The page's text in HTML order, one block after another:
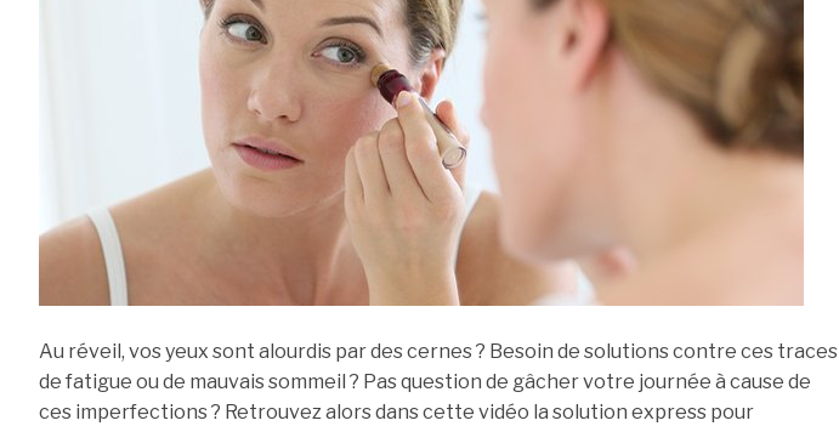
Au réveil, vos yeux sont alourdis par des cernes ? Besoin de solutions contre ces traces
de fatigue ou de mauvais sommeil ? Pas question de gâcher votre journée à cause de
ces imperfections ? Retrouvez alors dans cette vidéo la solution express pour